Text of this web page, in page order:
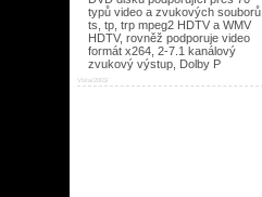
typů video a zvukových souborů,
ts, tp, trp mpeg2 HDTV a WMV
HDTV, rovněž podporuje video
formát x264, 2-7.1 kanálový
zvukový výstup, Dolby P
Vista/2003/